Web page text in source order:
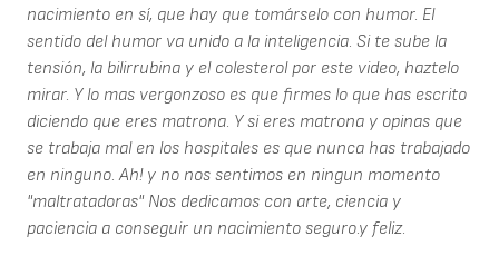
nacimiento en sí, que hay que tomárselo con humor. El
sentido del humor va unido a la inteligencia. Si te sube la
tensión, la bilirrubina y el colesterol por este video, haztelo
mirar. Y lo mas vergonzoso es que firmes lo que has escrito
diciendo que eres matrona. Y si eres matrona y opinas que
se trabaja mal en los hospitales es que nunca has trabajado
en ninguno. Ah! y no nos sentimos en ningun momento
"maltratadoras" Nos dedicamos con arte, ciencia y
paciencia a conseguir un nacimiento seguro.y feliz.